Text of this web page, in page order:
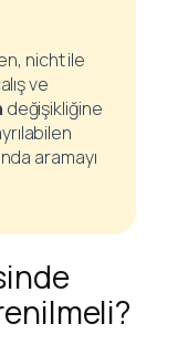
nicht ile
ve
değişikliğine
aramayı